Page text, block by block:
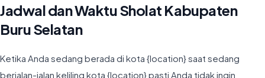
Jadwal dan Waktu Sholat Kabupaten
Buru Selatan
Ketika Anda sedang berada di kota {location} saat sedang
berjalan-jalan keliling kota {location} pasti Anda tidak ingin